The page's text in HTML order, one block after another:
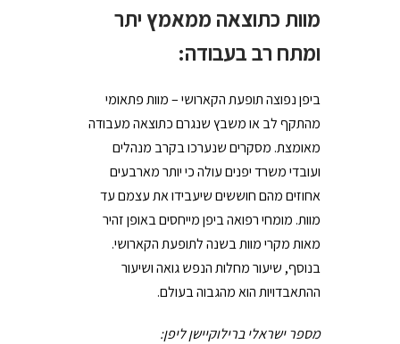
מוות כתוצאה ממאמץ יתר
ומתח רב בעבודה:
ביפן נפוצה תופעת הקארושי – מוות פתאומי
מהתקף לב או משבץ שנגרם כתוצאה מעבודה
מאומצת. מסקרים שנערכו בקרב מנהלים
ועובדי משרד יפנים עולה כי יותר מארבעים
אחוזים מהם חוששים שיעבידו את עצמם עד
מוות. מומחי רפואה ביפן מייחסים באופן זהיר
מאות מקרי מוות בשנה לתופעת הקארושי.
בנוסף, שיעור מחלות הנפש גואה ושיעור
ההתאבדויות הוא מהגבוה בעולם.
מספר ישראלי ברילוקיישן ליפן: